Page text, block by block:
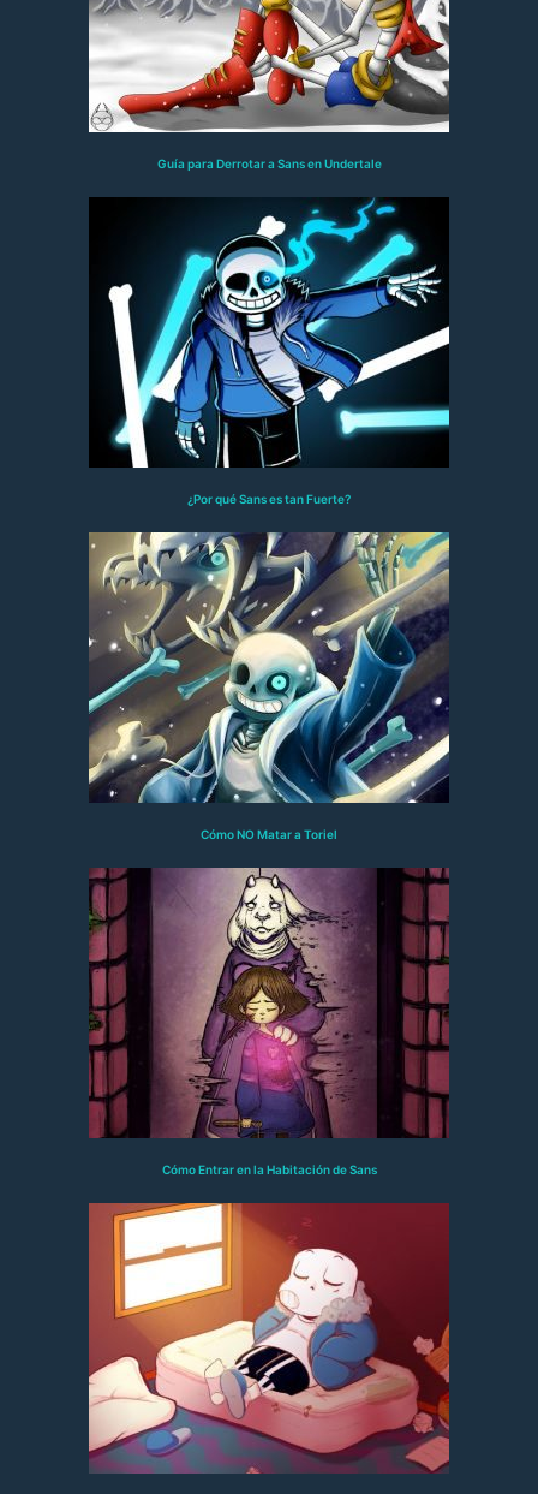
Guía para Derrotar a Sans en Undertale
¿Por qué Sans es tan Fuerte?
Cómo NO Matar a Toriel
Cómo Entrar en la Habitación de Sans